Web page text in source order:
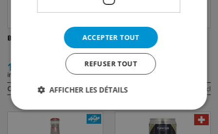
Buzzballz Strawberry Rita
12.00
incl. TVA
Contenu: 20 cl
Chum Churum Soju Apple
13.50
incl. TVA
Contenu: 35 cl
ACCEPTER TOUT
REFUSER TOUT
AFFICHER LES DÉTAILS